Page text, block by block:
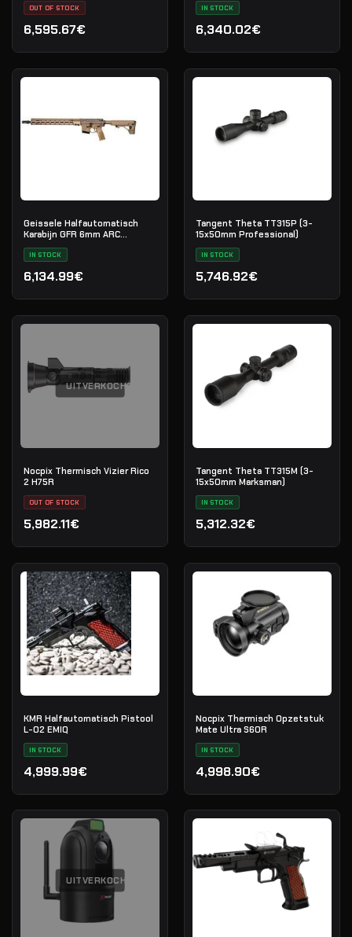
OUT OF STOCK
6,595.67€
IN STOCK
6,340.02€
Geissele Halfautomatisch
Karabijn GFR 6mm ARC
Maritime Reconnaissance 18"
- DDC
IN STOCK
6,134.99€
Tangent Theta TT315P (3-
15x50mm Professional)
IN STOCK
5,746.92€
UITVERKOCHT
Nocpix Thermisch Vizier Rico
2 H75R
OUT OF STOCK
5,982.11€
Tangent Theta TT315M (3-
15x50mm Marksman)
IN STOCK
5,312.32€
KMR Halfautomatisch Pistool
L-02 EMIQ
IN STOCK
4,999.99€
Nocpix Thermisch Opzetstuk
Mate Ultra S60R
IN STOCK
4,998.90€
UITVERKOCHT